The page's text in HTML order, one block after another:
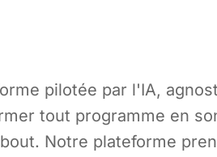
pilotée par l'IA,
tout programme en
Notre plateforme